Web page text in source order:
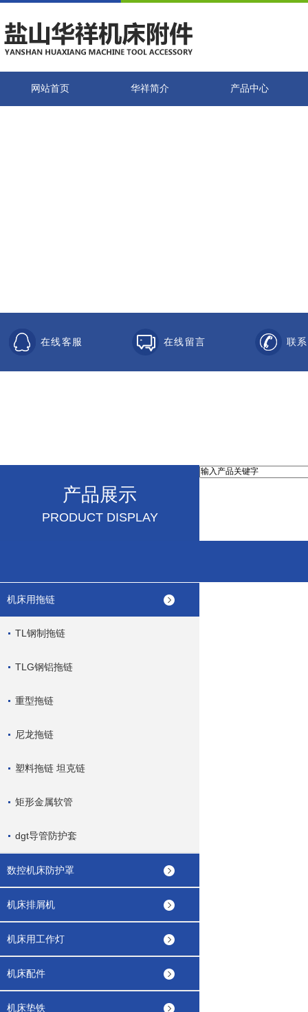
网站首页 华祥简介 产品中心
在线客服 在线留言 联
产品展示
PRODUCT DISPLAY
机床用拖链
TL钢制拖链
TLG钢铝拖链
重型拖链
尼龙拖链
塑料拖链 坦克链
矩形金属软管
dgt导管防护套
数控机床防护罩
机床排屑机
机床用工作灯
机床配件
机床垫铁